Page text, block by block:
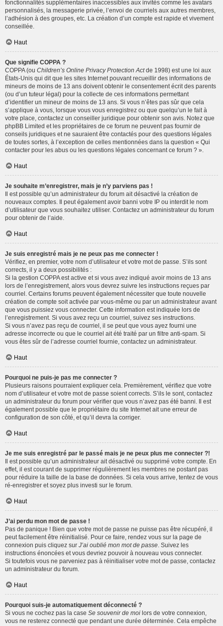
fonctionnalités supplémentaires inaccessibles aux invités comme les avatars
personnalisés, la messagerie privée, l’envoi de courriels aux autres membres,
l’adhésion à des groupes, etc. La création d’un compte est rapide et vivement
conseillée.
Haut
Que signifie COPPA ?
COPPA (ou Children’s Online Privacy Protection Actde 1998) est une loi aux
États-Unis qui dit que les sites Internet pouvant recueillir des informations de
mineurs de moins de 13 ans doivent obtenir le consentement écrit des parents
(ou d’un tuteur légal) pour la collecte de ces informations permettant
d’identifier un mineur de moins de 13 ans. Si vous n’êtes pas sûr que cela
s’applique à vous, lorsque vous vous enregistrez ou que quelqu’un le fait à
votre place, contactez un conseiller juridique pour obtenir son avis. Notez que
phpBB Limited et les propriétaires de ce forum ne peuvent pas fournir de
conseils juridiques et ne sauraient être contactés pour des questions légales
de toutes sortes, à l’exception de celles mentionnées dans la question « Qui
contacter pour les abus ou les questions légales concernant ce forum ? ».
Haut
Je souhaite m’enregistrer, mais je n’y parviens pas !
Il est possible qu’un administrateur du forum ait désactivé la création de
nouveaux comptes. Il peut également avoir banni votre IP ou interdit le nom
d’utilisateur que vous souhaitez utiliser. Contactez un administrateur du forum
pour obtenir de l’aide.
Haut
Je suis enregistré mais je ne peux pas me connecter !
Vérifiez, en premier, votre nom d’utilisateur et votre mot de passe. S’ils sont
corrects, il y a deux possibilités :
Si la gestion COPPA est active et si vous avez indiqué avoir moins de 13 ans
lors de l’enregistrement, alors vous devrez suivre les instructions reçues par
courriel. Certains forums peuvent également nécessiter que toute nouvelle
création de compte soit activée par vous-même ou par un administrateur avant
que vous puissiez vous connecter. Cette information est indiquée lors de
l’enregistrement. Si vous avez reçu un courriel, suivez ses instructions.
Si vous n’avez pas reçu de courriel, il se peut que vous ayez fourni une
adresse incorrecte ou que le courriel ait été traité par un filtre anti-spam. Si
vous êtes sûr de l’adresse courriel fournie, contactez un administrateur.
Haut
Pourquoi ne puis-je pas me connecter ?
Plusieurs raisons pourraient expliquer cela. Premièrement, vérifiez que votre
nom d’utilisateur et votre mot de passe soient corrects. S’ils le sont, contactez
un administrateur du forum pour vérifier que vous n’avez pas été banni. Il est
également possible que le propriétaire du site Internet ait une erreur de
configuration de son côté, et qu’il devra la corriger.
Haut
Je me suis enregistré par le passé mais je ne peux plus me connecter ?!
Il est possible qu’un administrateur ait désactivé ou supprimé votre compte. En
effet, il est courant de supprimer régulièrement les membres ne postant pas
pour réduire la taille de la base de données. Si cela vous arrive, tentez de vous
ré-enregistrer et soyez plus investi sur le forum.
Haut
J’ai perdu mon mot de passe !
Pas de panique ! Bien que votre mot de passe ne puisse pas être récupéré, il
peut facilement être réinitialisé. Pour ce faire, rendez vous sur la page de
connexion puis cliquez sur J’ai oublié mon mot de passe . Suivez les
instructions énoncées et vous devriez pouvoir à nouveau vous connecter.
Si toutefois vous ne parveniez pas à réinitialiser votre mot de passe, contactez
un administrateur du forum.
Haut
Pourquoi suis-je automatiquement déconnecté ?
Si vous ne cochez pas la case Se souvenir de moi lors de votre connexion,
vous ne resterez connecté que pendant une durée déterminée. Cela empêche